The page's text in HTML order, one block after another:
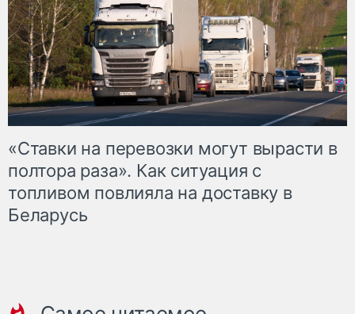
«Ставки на перевозки могут вырасти в
полтора раза». Как ситуация с
топливом повлияла на доставку в
Беларусь